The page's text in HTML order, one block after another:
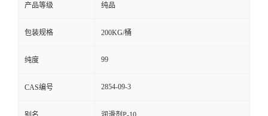
产品等级 纯品
包装规格 200KG/桶
纯度 99
CAS编号 2854-09-3